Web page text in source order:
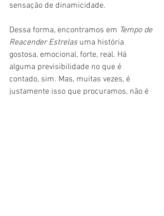
sensação de dinamicidade.
Dessa forma, encontramos em Tempo de
Reacender Estrelas uma história
gostosa, emocional, forte, real. Há
alguma previsibilidade no que é
contado, sim. Mas, muitas vezes, é
justamente isso que procuramos, não é